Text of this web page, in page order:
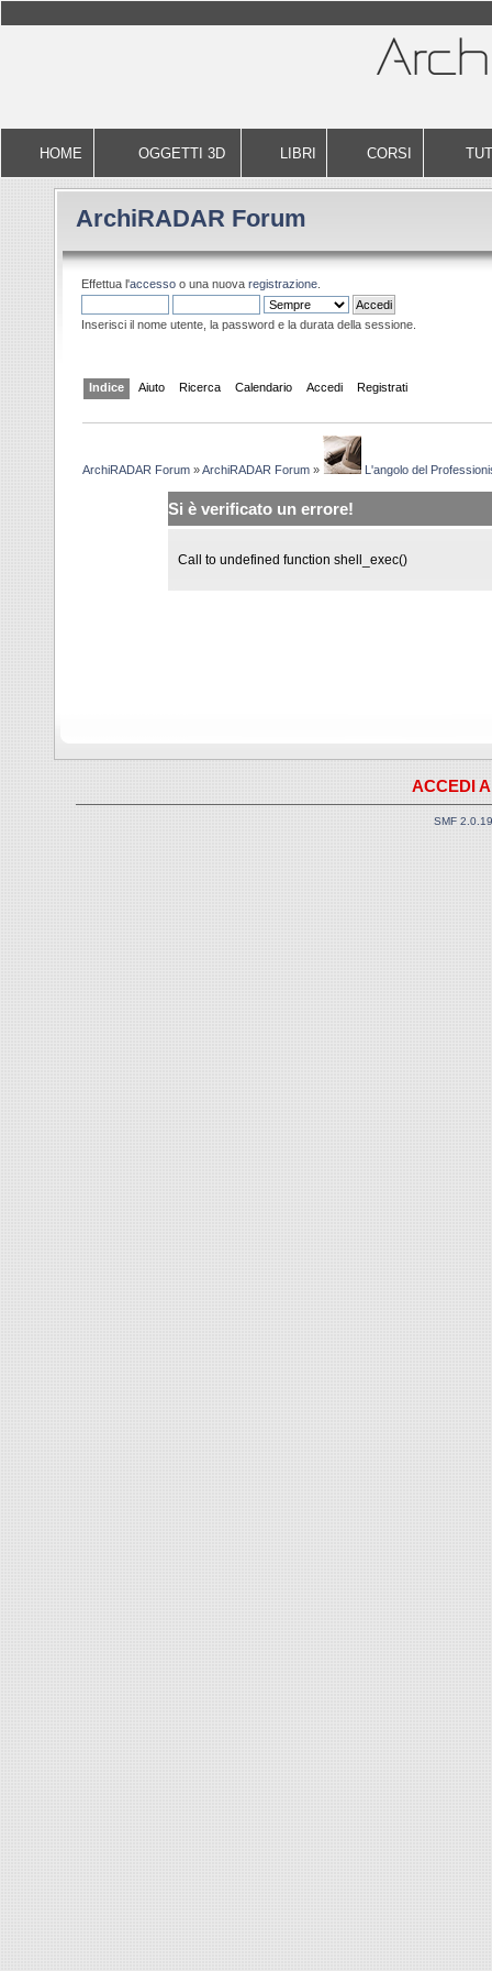
HOME OGGETTI 3D LIBRI CORSI
ArchiRADAR Forum
Effettua l'accesso o una nuova registrazione.
Inserisci il nome utente, la password e la durata della sessione.
Indice Aiuto Ricerca Calendario Accedi Registrati
ArchiRADAR Forum »ArchiRADAR Forum » L'angolo del
Si è verificato un errore!
Call to undefined function shell_exec()
ACCEDI
SMF 2.0.19